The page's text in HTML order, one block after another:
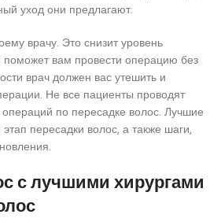
уход они предлагают.
врачу. Это снизит уровень
поможет вам провести операцию без
врач должен вас утешить и
Не все пациенты проводят
по пересадке волос. Лучшие
пересадки волос, а также шаги,
с лучшими хирургами